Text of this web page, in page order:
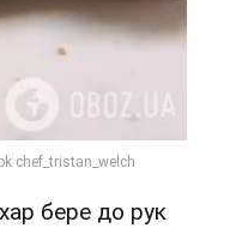
бере до рук